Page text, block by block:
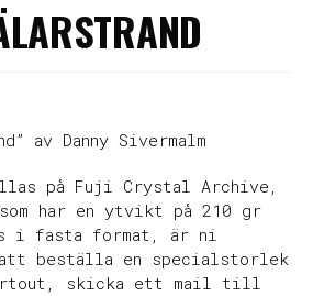
av Danny Sivermalm
på Fuji Crystal Archive,
har en ytvikt på 210 gr
i fasta format, är ni
beställa en specialstorlek
skicka ett mail till